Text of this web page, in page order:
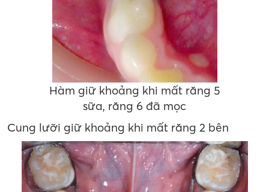
Hàm giữ khoảng khi mất răng 5
sữa, răng 6 đã mọc
Cung lưỡi giữ khoảng khi mất răng 2 bên